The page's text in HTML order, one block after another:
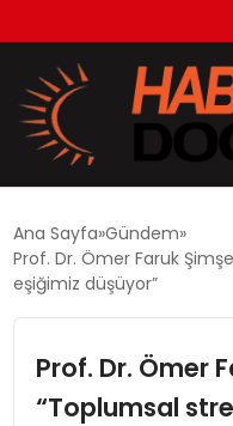
EKONOMİ
DÜNYA
Ana Sayfa Gündem
Prof. Dr. Ömer Faruk
eşiğimiz düşüyor”
Prof. Dr. Ömer
“Toplumsal